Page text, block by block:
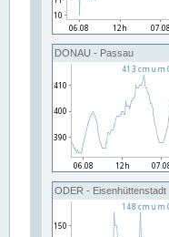
DONAU - Passau
ODER - Eisenhüttenstadt